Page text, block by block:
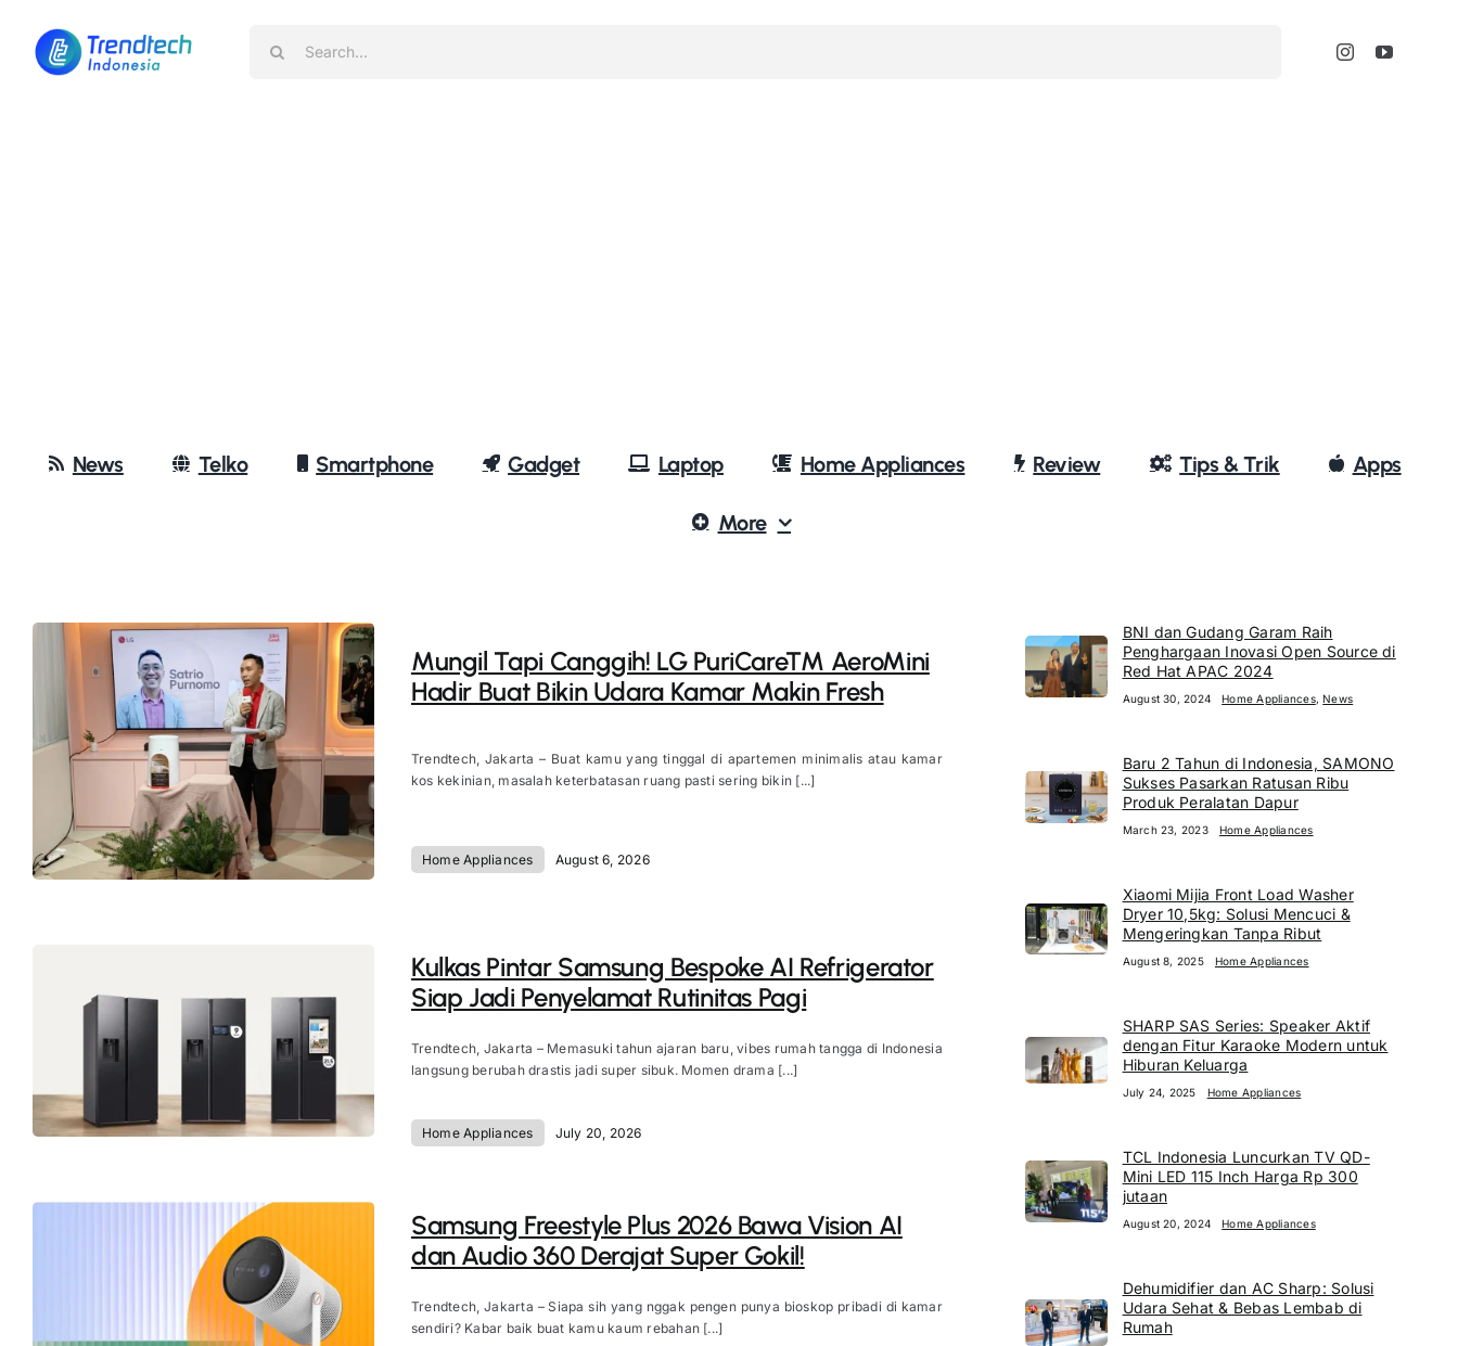
content
News Telko Smartphone Gadget Laptop Home Appliances Review Tips & Trik Apps
More
Mungil Tapi Canggih! LG PuriCare™ AeroMini
Hadir Buat Bikin Udara Kamar Makin Fresh
Trendtech, Jakarta – Buat kamu yang tinggal di apartemen minimalis atau kamar
kos kekinian, masalah keterbatasan ruang pasti sering bikin [...]
Home Appliances August 6, 2026
Kulkas Pintar Samsung Bespoke AI Refrigerator
Siap Jadi Penyelamat Rutinitas Pagi
Trendtech, Jakarta – Memasuki tahun ajaran baru, vibes rumah tangga di Indonesia
langsung berubah drastis jadi super sibuk. Momen drama [...]
Home Appliances July 20, 2026
Samsung Freestyle Plus 2026 Bawa Vision AI
dan Audio 360 Derajat Super Gokil!
Trendtech, Jakarta – Siapa sih yang nggak pengen punya bioskop pribadi di kamar
sendiri? Kabar baik buat kamu kaum rebahan [...]
BNI dan Gudang Garam Raih
Penghargaan Inovasi Open Source di
Red Hat APAC 2024
August 30, 2024 Home Appliances,News
Baru 2 Tahun di Indonesia, SAMONO
Sukses Pasarkan Ratusan Ribu
Produk Peralatan Dapur
March 23, 2023 Home Appliances
Xiaomi Mijia Front Load Washer
Dryer 10,5kg: Solusi Mencuci &
Mengeringkan Tanpa Ribut
August 8, 2025 Home Appliances
SHARP SAS Series: Speaker Aktif
dengan Fitur Karaoke Modern untuk
Hiburan Keluarga
July 24, 2025 Home Appliances
TCL Indonesia Luncurkan TV QD-
Mini LED 115 Inch Harga Rp 300
jutaan
August 20, 2024 Home Appliances
Dehumidifier dan AC Sharp: Solusi
Udara Sehat & Bebas Lembab di
Rumah